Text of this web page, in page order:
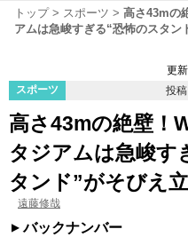
トップ スポーツ
高さ43mの
アムは急峻すぎる“恐怖のスタン
更
スポーツ
投
高さ43mの絶壁！
タジアムは急峻す
タンド”がそびえ
遠藤修哉
バックナンバー